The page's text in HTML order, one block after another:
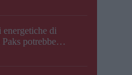
energetiche di
potrebbe